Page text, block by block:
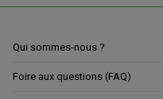
Qui sommes-nous ?
Foire aux questions (FAQ)